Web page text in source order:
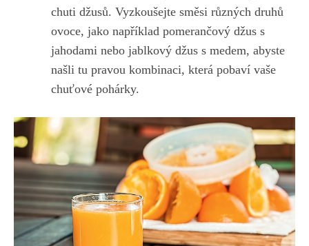
chuti džusů. Vyzkoušejte směsi různých druhů
ovoce, ⁢jako například​ pomerančový džus s‌
jahodami nebo jablkový‍ džus‍ s medem, abyste
našli tu pravou kombinaci, ⁣která pobaví vaše
chuťové pohárky.